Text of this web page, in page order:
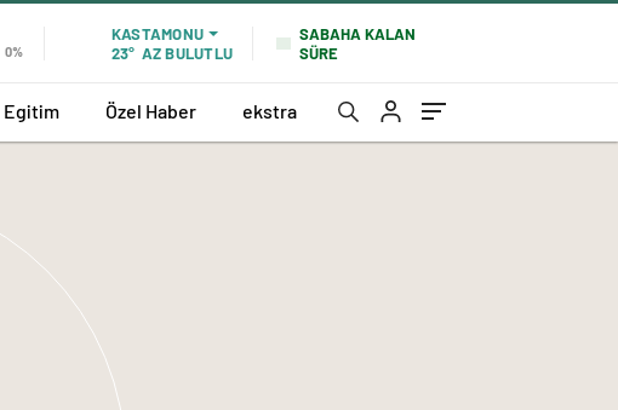
0%
KASTAMONU
23° AZ BULUTLU
SABAHA KALAN
SÜRE
Egitim Özel Haber ekstra